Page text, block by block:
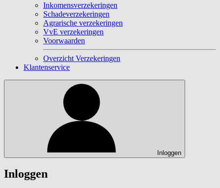
Inkomensverzekeringen
Schadeverzekeringen
Agrarische verzekeringen
VvE verzekeringen
Voorwaarden
Overzicht Verzekeringen
Klantenservice
Inloggen
Inloggen